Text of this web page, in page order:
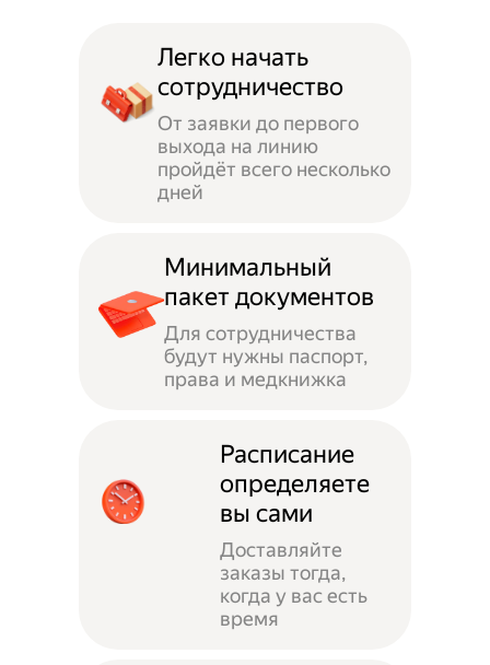
Легко начать
сотрудничество
От заявки до первого
выхода на линию
пройдёт всего несколько
дней
Минимальный
пакет документов
Для сотрудничества
будут нужны паспорт,
права и медкнижка
Расписание
определяете
вы сами
Доставляйте
заказы тогда,
когда у вас есть
время